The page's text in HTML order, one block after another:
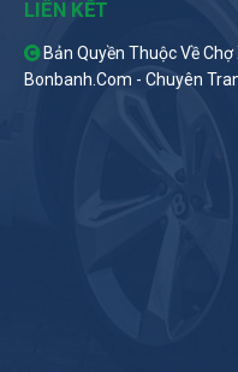
LIÊN KẾT
Bản Quyền Thuộc Về Chợ
Bonbanh.com - Chuyên